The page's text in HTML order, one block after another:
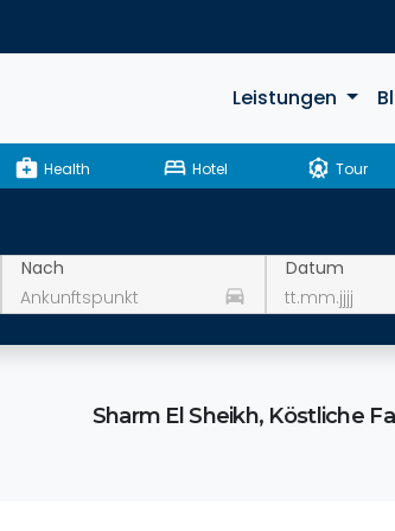
Leistungen
medical_services Health bed Hotel attractions Tour
Nach
drive_eta
Datum
Sharm El Sheikh, Köstliche